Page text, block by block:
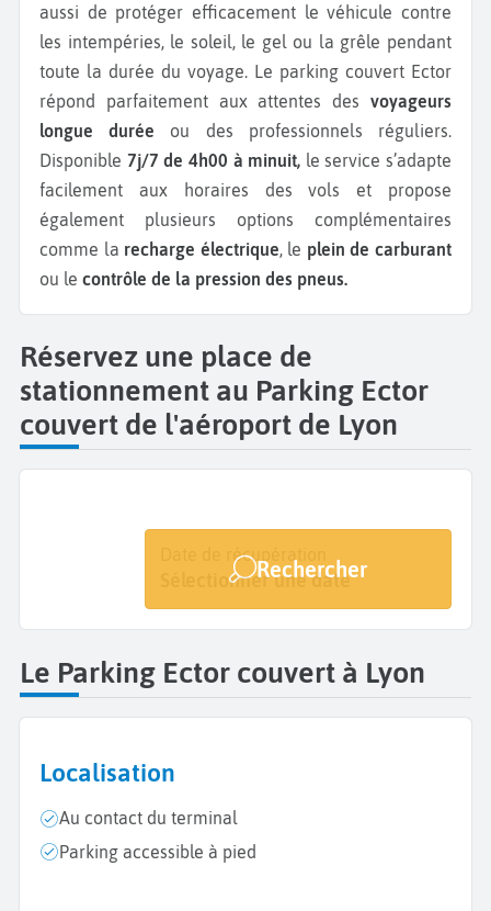
aussi de protéger efficacement le véhicule contre
les intempéries, le soleil, le gel ou la grêle pendant
toute la durée du voyage. Le parking couvert Ector
répond parfaitement aux attentes des voyageurs
longue durée ou des professionnels réguliers.
Disponible 7j/7 de 4h00 à minuit, le service s’adapte
facilement aux horaires des vols et propose
également plusieurs options complémentaires
comme la recharge électrique , le plein de carburant
ou le contrôle de la pression des pneus.
Réservez une place de
stationnement au Parking Ector
couvert de l'aéroport de Lyon
Date de dépôt
Sélectionner une date
Date de récupération
Sélectionner une date
Rechercher
Le Parking Ector couvert à Lyon
Localisation
Au contact du terminal
Parking accessible à pied